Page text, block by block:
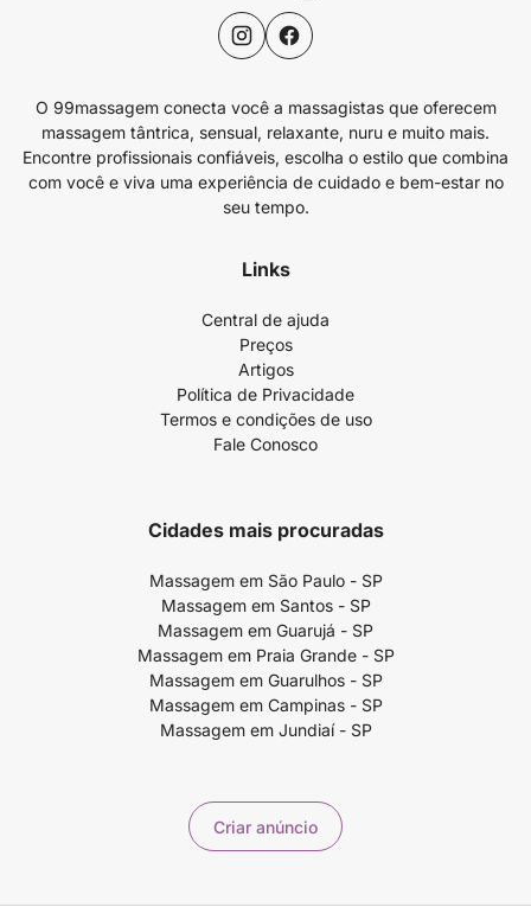
O 99massagem conecta você a massagistas que oferecem
massagem tântrica, sensual, relaxante, nuru e muito mais.
Encontre profissionais confiáveis, escolha o estilo que combina
com você e viva uma experiência de cuidado e bem-estar no
seu tempo.
Links
Central de ajuda
Preços
Artigos
Política de Privacidade
Termos e condições de uso
Fale Conosco
Cidades mais procuradas
Massagem em São Paulo - SP
Massagem em Santos - SP
Massagem em Guarujá - SP
Massagem em Praia Grande - SP
Massagem em Guarulhos - SP
Massagem em Campinas - SP
Massagem em Jundiaí - SP
Criar anúncio